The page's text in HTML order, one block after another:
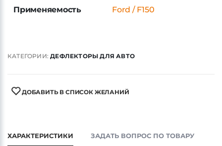
Применяемость Ford / F150
КАТЕГОРИИ:ДЕФЛЕКТОРЫ ДЛЯ АВТО
ДОБАВИТЬ В СПИСОК ЖЕЛАНИЙ
ХАРАКТЕРИСТИКИ ЗАДАТЬ ВОПРОС ПО ТОВАРУ